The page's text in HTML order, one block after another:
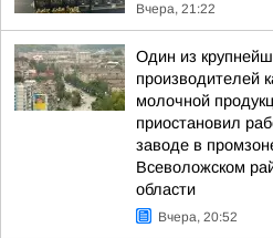
Вчера, 21:22
Один из
производителей
молочной
приостановил
заводе в
Всеволожском
области
Вчера, 20:52